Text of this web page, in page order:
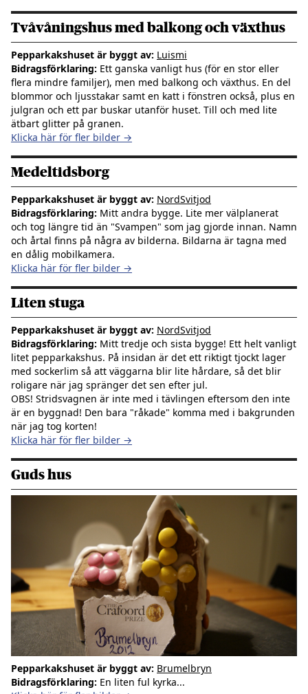
Tvåvåningshus med balkong och växthus
Pepparkakshuset är byggt av: Luismi
Bidragsförklaring: Ett ganska vanligt hus (för en stor eller
flera mindre familjer), men med balkong och växthus. En del
blommor och ljusstakar samt en katt i fönstren också, plus en
julgran och ett par buskar utanför huset. Till och med lite
ätbart glitter på granen.
Klicka här för fler bilder →
Medeltidsborg
Pepparkakshuset är byggt av: NordSvitjod
Bidragsförklaring: Mitt andra bygge. Lite mer välplanerat
och tog längre tid än "Svampen" som jag gjorde innan. Namn
och årtal finns på några av bilderna. Bildarna är tagna med
en dålig mobilkamera.
Klicka här för fler bilder →
Liten stuga
Pepparkakshuset är byggt av: NordSvitjod
Bidragsförklaring: Mitt tredje och sista bygge! Ett helt vanligt
litet pepparkakshus. På insidan är det ett riktigt tjockt lager
med sockerlim så att väggarna blir lite hårdare, så det blir
roligare när jag spränger det sen efter jul.
OBS! Stridsvagnen är inte med i tävlingen eftersom den inte
är en byggnad! Den bara "råkade" komma med i bakgrunden
när jag tog korten!
Klicka här för fler bilder →
Guds hus
Pepparkakshuset är byggt av: Brumelbryn
Bidragsförklaring: En liten ful kyrka...